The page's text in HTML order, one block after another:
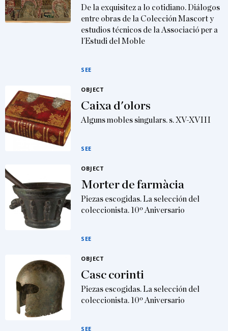
De la exquisitez a lo cotidiano. Diálogos
entre obras de la Colección Mascort y
estudios técnicos de la Associació per a
l’Estudi del Moble
SEE
OBJECT
Caixa d'olors
Alguns mobles singulars. s. XV-XVIII
SEE
OBJECT
Morter de farmàcia
Piezas escogidas. La selección del
coleccionista. 10º Aniversario
SEE
OBJECT
Casc corinti
Piezas escogidas. La selección del
coleccionista. 10º Aniversario
SEE